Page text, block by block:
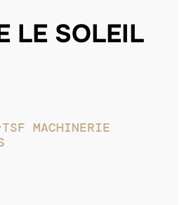
LE SOLEIL
TSF MACHINERIE